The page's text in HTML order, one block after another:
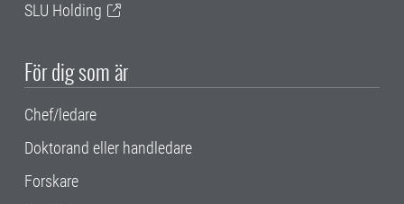
SLU Holding
För dig som är
Chef/ledare
Doktorand eller handledare
Forskare